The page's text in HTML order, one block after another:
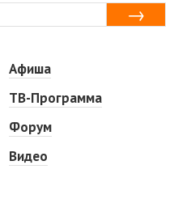
Афиша
ТВ-Программа
Форум
Видео